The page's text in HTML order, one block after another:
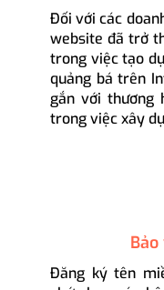
Đối với các
website đã trở
trong việc tạo
quảng bá trên
gắn với thương
trong việc xây
Đăng ký tên